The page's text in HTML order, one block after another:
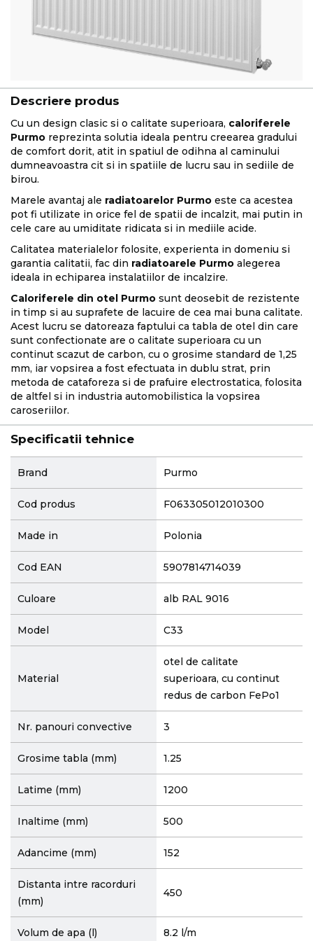
Descriere produs
Cu un design clasic si o calitate superioara, caloriferele
Purmo reprezinta solutia ideala pentru creearea gradului
de comfort dorit, atit in spatiul de odihna al caminului
dumneavoastra cit si in spatiile de lucru sau in sediile de
birou.
Marele avantaj ale radiatoarelor Purmo este ca acestea
pot fi utilizate in orice fel de spatii de incalzit, mai putin in
cele care au umiditate ridicata si in mediile acide.
Calitatea materialelor folosite, experienta in domeniu si
garantia calitatii, fac din radiatoarele Purmo alegerea
ideala in echiparea instalatiilor de incalzire.
Caloriferele din otel Purmo sunt deosebit de rezistente
in timp si au suprafete de lacuire de cea mai buna calitate.
Acest lucru se datoreaza faptului ca tabla de otel din care
sunt confectionate are o calitate superioara cu un
continut scazut de carbon, cu o grosime standard de 1,25
mm, iar vopsirea a fost efectuata in dublu strat, prin
metoda de cataforeza si de prafuire electrostatica, folosita
de altfel si in industria automobilistica la vopsirea
caroseriilor.
Specificatii tehnice
Brand Purmo
Cod produs F063305012010300
Made in Polonia
Cod EAN 5907814714039
Culoare alb RAL 9016
Model C33
Material
otel de calitate
superioara, cu continut
redus de carbon FePo1
Nr. panouri convective 3
Grosime tabla (mm) 1.25
Latime (mm) 1200
Inaltime (mm) 500
Adancime (mm) 152
Distanta intre racorduri
(mm)
450
Volum de apa (l) 8.2 l/m